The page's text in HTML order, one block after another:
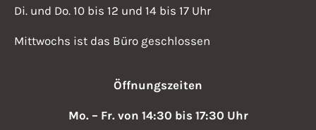
Di. und Do. 10 bis 12 und 14 bis 17 Uhr
Mittwochs ist das Büro geschlossen
Öffnungszeiten
Mo. – Fr. von 14:30 bis 17:30 Uhr